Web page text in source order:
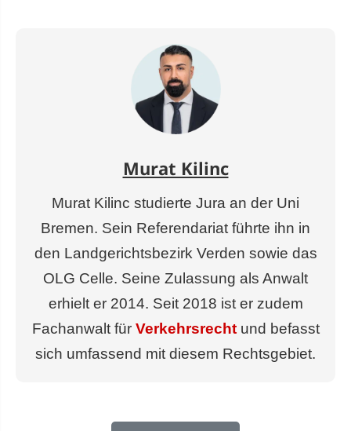
Murat Kilinc
Murat Kilinc studierte Jura an der Uni
Bremen. Sein Referendariat führte ihn in
den Landgerichtsbezirk Verden sowie das
OLG Celle. Seine Zulassung als Anwalt
erhielt er 2014. Seit 2018 ist er zudem
Fachanwalt für Verkehrsrechtund befasst
sich umfassend mit diesem Rechtsgebiet.